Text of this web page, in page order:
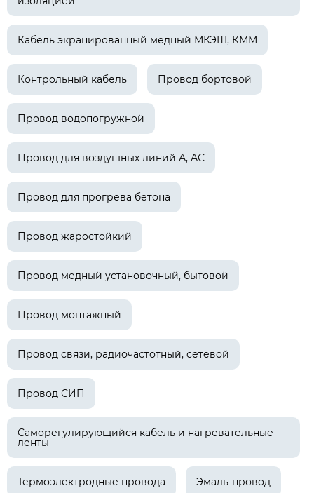
Кабель экранированный медный МКЭШ, КММ
Контрольный кабель Провод бортовой
Провод водопогружной
Провод для воздушных линий А, АС
Провод для прогрева бетона
Провод жаростойкий
Провод медный установочный, бытовой
Провод монтажный
Провод связи, радиочастотный, сетевой
Провод СИП
Саморегулирующийся кабель и нагревательные
ленты
Термоэлектродные провода Эмаль-провод